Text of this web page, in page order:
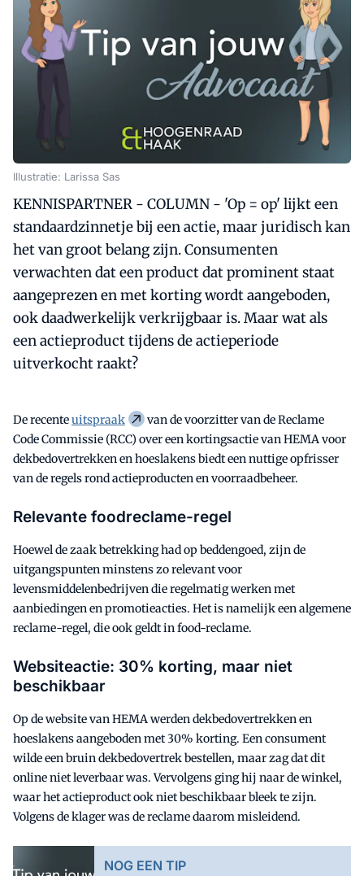
Illustratie: Larissa Sas
KENNISPARTNER - COLUMN - 'Op = op' lijkt een
standaardzinnetje bij een actie, maar juridisch kan
het van groot belang zijn. Consumenten
verwachten dat een product dat prominent staat
aangeprezen en met korting wordt aangeboden,
ook daadwerkelijk verkrijgbaar is. Maar wat als
een actieproduct tijdens de actieperiode
uitverkocht raakt?
De recenteuitspraak
van de voorzitter van de Reclame
Code Commissie (RCC) over een kortingsactie van HEMA voor
dekbedovertrekken en hoeslakens biedt een nuttige opfrisser
van de regels rond actieproducten en voorraadbeheer.
Relevante foodreclame-regel
Hoewel de zaak betrekking had op beddengoed, zijn de
uitgangspunten minstens zo relevant voor
levensmiddelenbedrijven die regelmatig werken met
aanbiedingen en promotieacties. Het is namelijk een algemene
reclame-regel, die ook geldt in food-reclame.
Websiteactie: 30% korting, maar niet
beschikbaar
Op de website van HEMA werden dekbedovertrekken en
hoeslakens aangeboden met 30% korting. Een consument
wilde een bruin dekbedovertrek bestellen, maar zag dat dit
online niet leverbaar was. Vervolgens ging hij naar de winkel,
waar het actieproduct ook niet beschikbaar bleek te zijn.
Volgens de klager was de reclame daarom misleidend.
NOG EEN TIP